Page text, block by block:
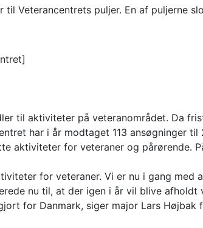
til Veterancentrets puljer. En af puljerne
til aktiviteter på veteranområdet. Da
har i år modtaget 113 ansøgninger
aktiviteter for veteraner og pårørende.
for veteraner. Vi er nu i gang med
nu til, at der igen i år vil blive
for Danmark, siger major Lars Højbak